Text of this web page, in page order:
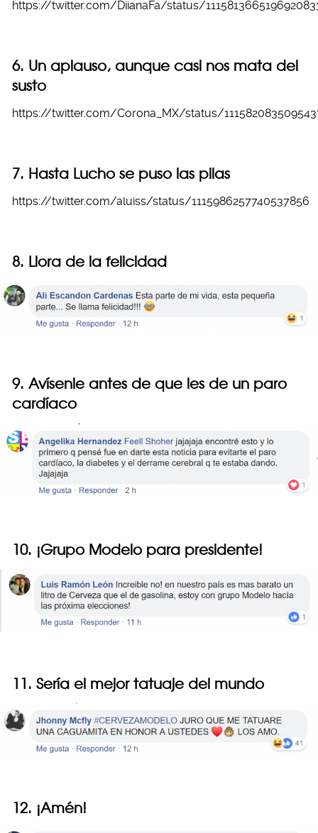
https://twitter.com/DiianaFa/status/
6. Un aplauso, aunque casi nos mata del
susto
https://twitter.com/Corona_MX/status/
7. Hasta Lucho se puso las pilas
https://twitter.com/aluiss/status/1115986257740537856
8. Llora de la felicidad
9. Avísenle antes de que les de un paro
cardíaco
10. ¡Grupo Modelo para presidente!
11. Sería el mejor tatuaje del mundo
12. ¡Amén!